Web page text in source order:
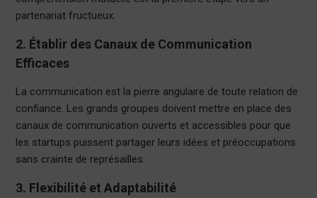
partenariat fructueux.
2. Établir des Canaux de Communication
Efficaces
La communication est la pierre angulaire de toute relation de
confiance. Les grands groupes doivent mettre en place des
canaux de communication ouverts et accessibles pour que
les startups puissent partager leurs idées et préoccupations
sans crainte de représailles.
3. Flexibilité et Adaptabilité